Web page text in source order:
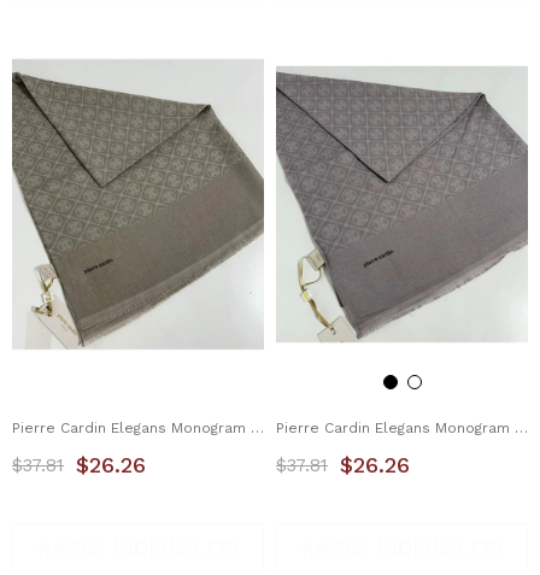
Pierre Cardin Elegans Monogram Şal 1090700-982
$26.26
$37.81
Pierre Cardin Elegans Monogram Şal 1090700-991
$26.26
$37.81